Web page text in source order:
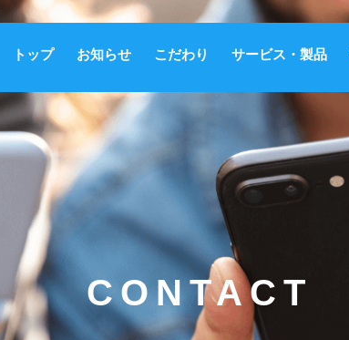
トップ お知らせ こだわり サービス・製品
CONTACT